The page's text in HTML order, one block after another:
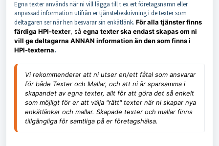
Egna texter används när ni vill lägga till t ex ert företagsnamn eller
anpassad information utifrån er tjänstebeskrivning i de texter som
deltagaren ser när hen besvarar sin enkätlänk. För alla tjänster finns
färdiga HPI-texter, så egna texter ska endast skapas om ni
vill ge deltagarna ANNAN information än den som finns i
HPI-texterna.
Vi rekommenderar att ni utser en/ett fåtal som ansvarar
för både Texter och Mallar, och att ni är sparsamma i
skapandet av egna texter, allt för att göra det så enkelt
som möjligt för er att välja "rätt" texter när ni skapar nya
enkätlänkar och mallar. Skapade texter och mallar finns
tillgängliga för samtliga på er företagshälsa.